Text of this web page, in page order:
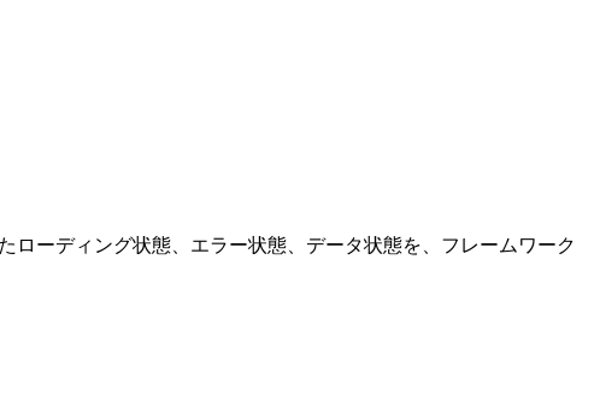
ーディング状態、エラー状態、データ状態を、フレームワーク